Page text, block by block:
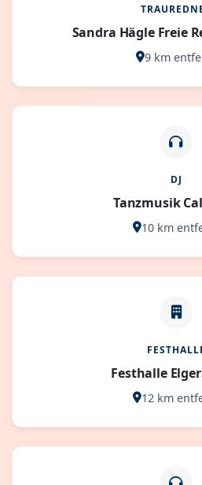
Sandra Hägle Freie
9 km
DJ
Tanzmusik
10 km
Festhalle
12 km